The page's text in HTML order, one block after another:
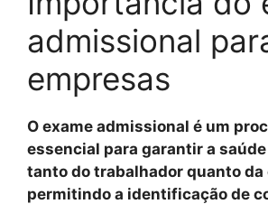
admissional
empresas
O exame admissional é um
essencial para garantir a
tanto do trabalhador quanto da
permitindo a identificação de